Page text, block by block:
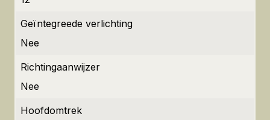
Geïntegreede verlichting
Nee
Richtingaanwijzer
Nee
Hoofdomtrek